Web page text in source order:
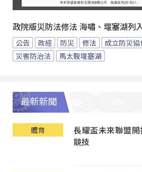
政院版災防法修法 海嘯、堰塞湖列
公告 政經 防災 修法 成立防災
災害防治法
馬太鞍堰塞湖
最新新聞
體育
長耀盃未來聯盟
競技